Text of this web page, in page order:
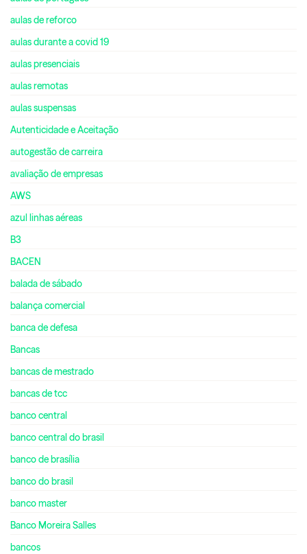
aulas de reforco
aulas durante a covid 19
aulas presenciais
aulas remotas
aulas suspensas
Autenticidade e Aceitação
autogestão de carreira
avaliação de empresas
AWS
azul linhas aéreas
B3
BACEN
balada de sábado
balança comercial
banca de defesa
Bancas
bancas de mestrado
bancas de tcc
banco central
banco central do brasil
banco de brasília
banco do brasil
banco master
Banco Moreira Salles
bancos